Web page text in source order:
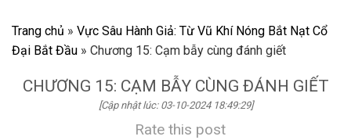
Trang chủ » Vực Sâu Hành Giả: Từ Vũ Khí Nóng Bắt Nạt Cổ
Đại Bắt Đầu » Chương 15: Cạm bẫy cùng đánh giết
CHƯƠNG 15: CẠM BẪY CÙNG ĐÁNH GIẾT
[Cập nhật lúc: 03-10-2024 18:49:29]
Rate this post